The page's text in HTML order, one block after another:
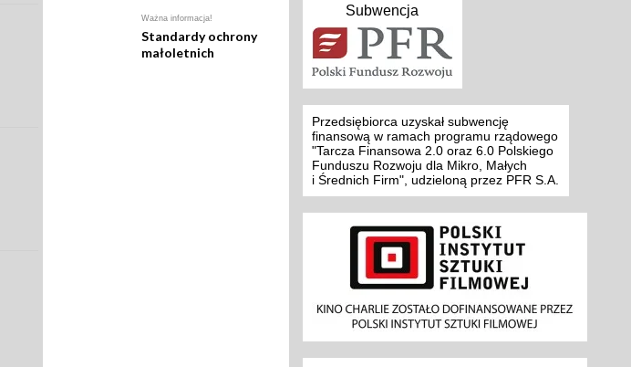
Ważna informacja!
Standardy ochrony
małoletnich
Subwencja
Przedsiębiorca uzyskał subwencję
finansową w ramach programu rządowego
"Tarcza Finansowa 2.0 oraz 6.0 Polskiego
Funduszu Rozwoju dla Mikro, Małych
i Średnich Firm", udzieloną przez PFR S.A.